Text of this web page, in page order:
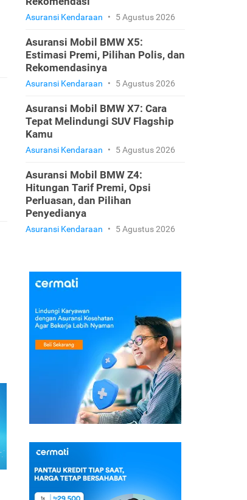
Asuransi Kendaraan • 5 Agustus 2026
Asuransi Mobil BMW X5:
Estimasi Premi, Pilihan Polis, dan
Rekomendasinya
Asuransi Kendaraan • 5 Agustus 2026
Asuransi Mobil BMW X7: Cara
Tepat Melindungi SUV Flagship
Kamu
Asuransi Kendaraan • 5 Agustus 2026
Asuransi Mobil BMW Z4:
Hitungan Tarif Premi, Opsi
Perluasan, dan Pilihan
Penyedianya
Asuransi Kendaraan • 5 Agustus 2026